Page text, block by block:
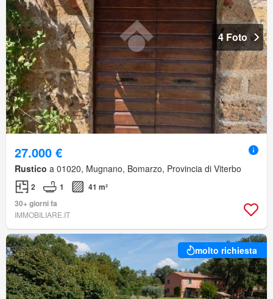
4 Foto
27.000 €
Rustico a 01020, Mugnano, Bomarzo, Provincia di Viterbo
2 1
41 m²
30+ giorni fa
IMMOBILIARE.IT
molto richiesta